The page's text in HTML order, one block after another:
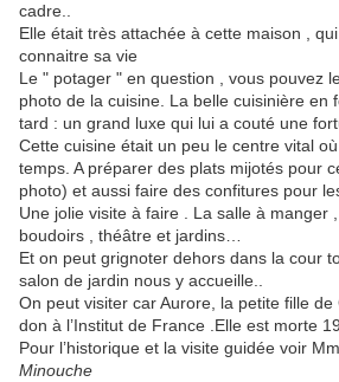
cadre..
Elle était très attachée à cette maison ,
connaitre sa vie
Le " potager " en question , vous pouvez
photo de la cuisine. La belle cuisinière en
tard : un grand luxe qui lui a couté une
Cette cuisine était un peu le centre vital
temps. A préparer des plats mijotés pour
photo) et aussi faire des confitures pour
Une jolie visite à faire . La salle à manger
boudoirs , théâtre et jardins…
Et on peut grignoter dehors dans la cour
salon de jardin nous y accueille..
On peut visiter car Aurore, la petite fille
don à l’Institut de France .Elle est morte
Pour l’historique et la visite guidée voir
Minouche